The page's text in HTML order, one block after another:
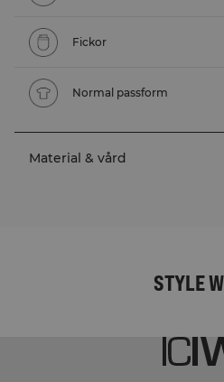
Fickor
Normal passform
Material & vård
STYLE